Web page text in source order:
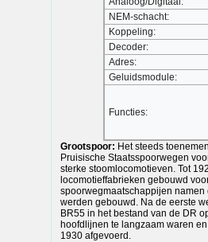
NEM-schacht:
Koppeling:
Decoder:
Adres:
Geluidsmodule:
Functies:
Grootspoor: Het steeds
Pruisische Staatsspoorwegen
sterke stoomlocomotieven. Tot
locomotieffabrieken gebouwd
spoorwegmaatschappijen
werden gebouwd. Na de eerste
BR55 in het bestand van de DR
hoofdlijnen te langzaam waren
1930 afgevoerd.